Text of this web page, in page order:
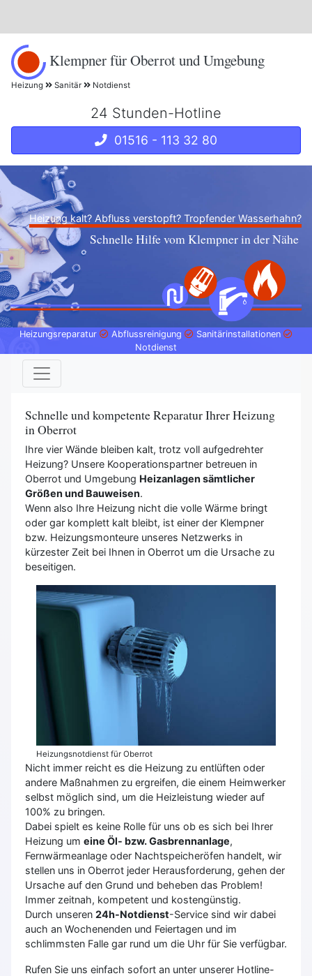
Klempner für Oberrot und Umgebung
Heizung Sanitär Notdienst
24 Stunden-Hotline
01516 - 113 32 80
Heizung kalt? Abfluss verstopft? Tropfender Wasserhahn?
Schnelle Hilfe vom Klempner in der Nähe
Heizungsreparatur Abflussreinigung
Sanitärinstallationen
Notdienst
Schnelle und kompetente Reparatur Ihrer Heizung
in Oberrot
Ihre vier Wände bleiben kalt, trotz voll aufgedrehter
Heizung? Unsere Kooperationspartner betreuen in
Oberrot und Umgebung Heizanlagen sämtlicher
Größen und Bauweisen.
Wenn also Ihre Heizung nicht die volle Wärme bringt
oder gar komplett kalt bleibt, ist einer der Klempner
bzw. Heizungsmonteure unseres Netzwerks in
kürzester Zeit bei Ihnen in Oberrot um die Ursache zu
beseitigen.
Heizungsnotdienst für Oberrot
Nicht immer reicht es die Heizung zu entlüften oder
andere Maßnahmen zu ergreifen, die einem Heimwerker
selbst möglich sind, um die Heizleistung wieder auf
100% zu bringen.
Dabei spielt es keine Rolle für uns ob es sich bei Ihrer
Heizung um eine Öl- bzw. Gasbrennanlage,
Fernwärmeanlage oder Nachtspeicheröfen handelt, wir
stellen uns in Oberrot jeder Herausforderung, gehen der
Ursache auf den Grund und beheben das Problem!
Immer zeitnah, kompetent und kostengünstig.
Durch unseren 24h-Notdienst-Service sind wir dabei
auch an Wochenenden und Feiertagen und im
schlimmsten Falle gar rund um die Uhr für Sie verfügbar.
Rufen Sie uns einfach sofort an unter unserer Hotline-